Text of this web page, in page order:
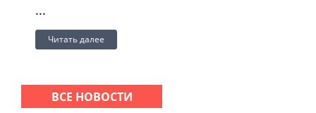
...
Читать далее
ВСЕ НОВОСТИ